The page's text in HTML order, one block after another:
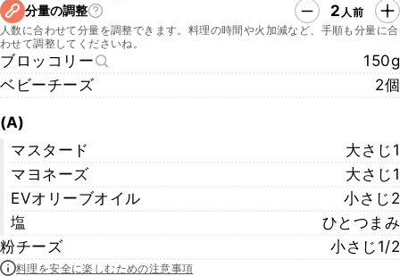
分量の調整 2 人前
人数に合わせて分量を調整できます。料理の時間や火加減など、手順も分量に合
わせて調整してくださいね。
ブロッコリー
150g
ベビーチーズ
2個
(A)
マスタード
大さじ1
マヨネーズ
大さじ1
EVオリーブオイル
小さじ2
塩
ひとつまみ
粉チーズ
小さじ1/2
料理を安全に楽しむための注意事項